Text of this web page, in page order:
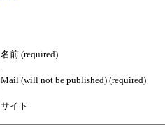
名前 (required)
Mail (will not be published) (required)
サイト